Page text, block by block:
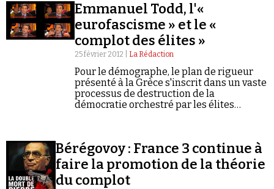
Demander à Vera
Emmanuel Todd, l'«
eurofascisme » et le «
complot des élites »
25 février 2012 | La Rédaction
Pour le démographe, le plan de rigueur
présenté à la Grèce s'inscrit dans un vaste
processus de destruction de la
démocratie orchestré par les élites
Bérégovoy : France 3 continue à
faire la promotion de la théorie
du complot